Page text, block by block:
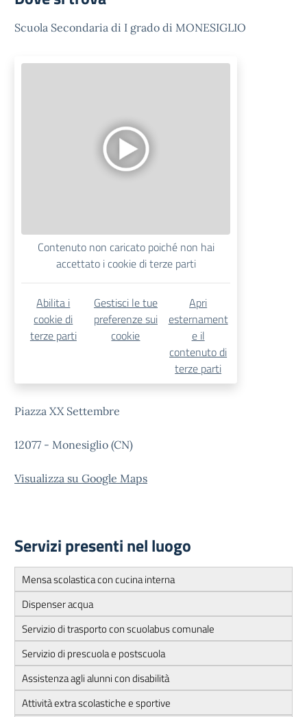
Scuola Secondaria di I grado di MONESIGLIO
Contenuto non caricato poiché non hai
accettato i cookie di terze parti
Abilita i
cookie di
terze parti
Gestisci le tue
preferenze sui
cookie
Apri
esternament
e il
contenuto di
terze parti
Piazza XX Settembre
12077 - Monesiglio (CN)
Visualizza su Google Maps
Servizi presenti nel luogo
Mensa scolastica con cucina interna
Dispenser acqua
Servizio di trasporto con scuolabus comunale
Servizio di prescuola e postscuola
Assistenza agli alunni con disabilità
Attività extra scolastiche e sportive